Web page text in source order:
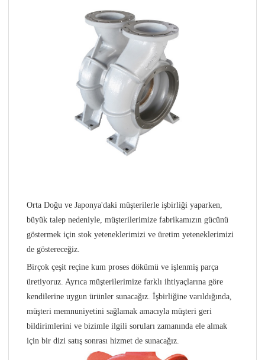
Orta Doğu ve Japonya'daki müşterilerle işbirliği yaparken,
büyük talep nedeniyle, müşterilerimize fabrikamızın gücünü
göstermek için stok yeteneklerimizi ve üretim yeteneklerimizi
de göstereceğiz.
Birçok çeşit reçine kum proses dökümü ve işlenmiş parça
üretiyoruz. Ayrıca müşterilerimize farklı ihtiyaçlarına göre
kendilerine uygun ürünler sunacağız. İşbirliğine varıldığında,
müşteri memnuniyetini sağlamak amacıyla müşteri geri
bildirimlerini ve bizimle ilgili soruları zamanında ele almak
için bir dizi satış sonrası hizmet de sunacağız.